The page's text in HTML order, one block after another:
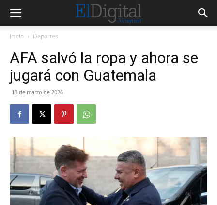
Inicio Deportes
AFA salvó la ropa y ahora se
jugará con Guatemala
18 de marzo de 2026